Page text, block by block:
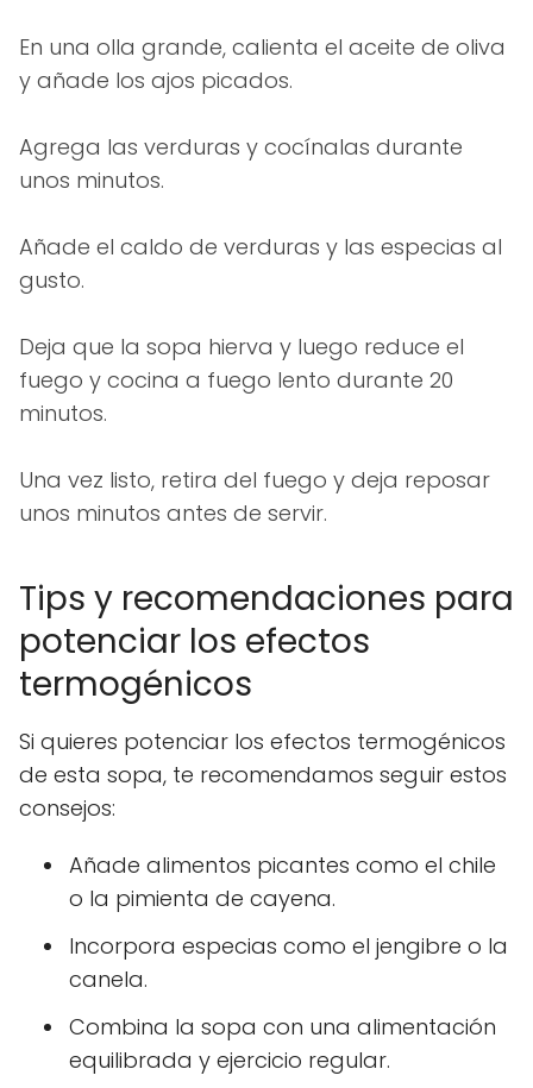
En una olla grande, calienta el aceite de oliva
y añade los ajos picados.
Agrega las verduras y cocínalas durante
unos minutos.
Añade el caldo de verduras y las especias al
gusto.
Deja que la sopa hierva y luego reduce el
fuego y cocina a fuego lento durante 20
minutos.
Una vez listo, retira del fuego y deja reposar
unos minutos antes de servir.
Tips y recomendaciones para
potenciar los efectos
termogénicos
Si quieres potenciar los efectos termogénicos
de esta sopa, te recomendamos seguir estos
consejos:
Añade alimentos picantes como el chile
o la pimienta de cayena.
Incorpora especias como el jengibre o la
canela.
Combina la sopa con una alimentación
equilibrada y ejercicio regular.